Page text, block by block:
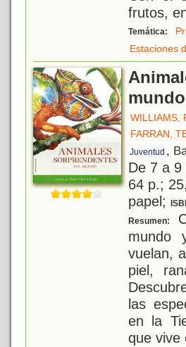
frutos,
Temática:
Estaciones
mundo
WILLIAMS,
FARRAN,
Juventud ,
De 7 a
64 p.;
papel;
Resumen:
mundo
vuelan,
piel,
las
en la
que vive